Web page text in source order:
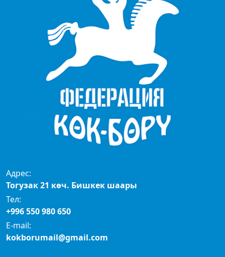
Адрес:
Тогузак 21 көч. Бишкек шаары
Тел:
+996 550 980 650
E-mail:
kokborumail@gmail.com